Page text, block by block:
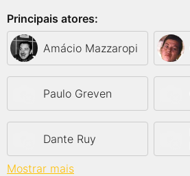
Principais atores:
Amácio Mazzaropi
Paulo Greven
Dante Ruy
Mostrar mais